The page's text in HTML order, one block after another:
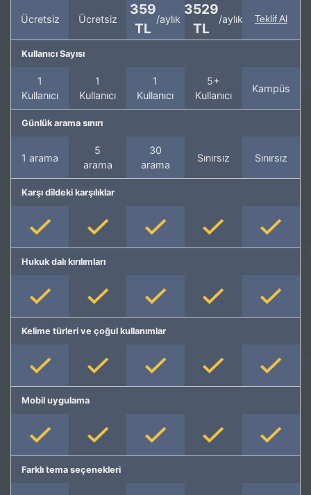
Ücretsiz Ücretsiz
359
TL
/aylık
3529
TL
/aylık Teklif Al
Kullanıcı Sayısı
1
Kullanıcı
1
Kullanıcı
1
Kullanıcı
5+
Kullanıcı
Kampüs
Günlük arama sınırı
1 arama
5
arama
30
arama
Sınırsız Sınırsız
Karşı dildeki karşılıklar
Hukuk dalı kırılımları
Kelime türleri ve çoğul kullanımlar
Mobil uygulama
Farklı tema seçenekleri